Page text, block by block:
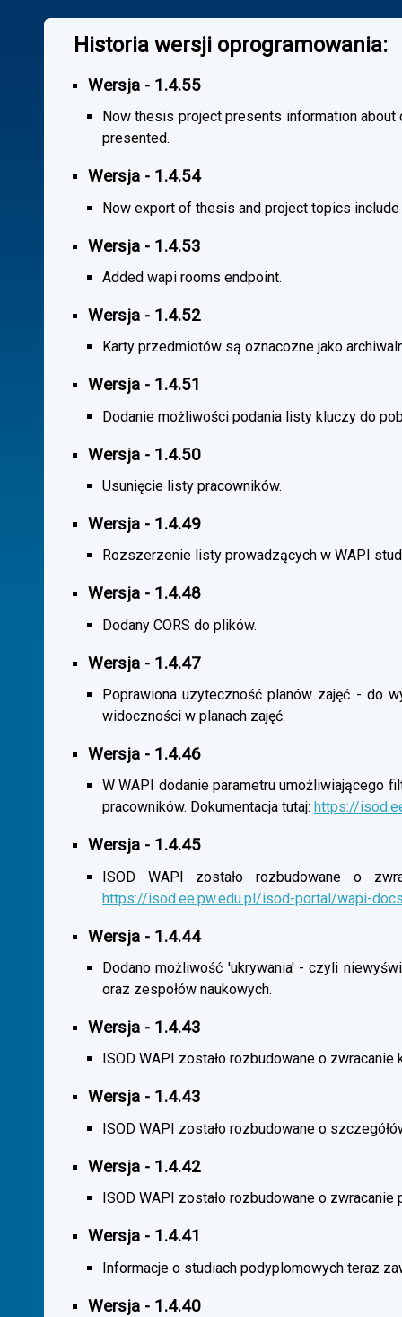
Historia wersji oprogramowania:
Wersja - 1.4.55
Now thesis project presents information
presented.
Wersja - 1.4.54
Now export of thesis and project topics
Wersja - 1.4.53
Added wapi rooms endpoint.
Wersja - 1.4.52
Karty przedmiotów są oznacozne jako
Wersja - 1.4.51
Dodanie możliwości podania listy kluczy do
Wersja - 1.4.50
Usunięcie listy pracowników.
Wersja - 1.4.49
Rozszerzenie listy prowadzących w WAPI
Wersja - 1.4.48
Dodany CORS do plików.
Wersja - 1.4.47
Poprawiona uzyteczność planów zajęć - do
widoczności w planach zajęć.
Wersja - 1.4.46
W WAPI dodanie parametru umożliwiającego
pracowników. Dokumentacja tutaj: https://
Wersja - 1.4.45
ISOD WAPI zostało rozbudowane o
https://isod.ee.pw.edu.pl/isod-portal/wapi-
Wersja - 1.4.44
Dodano możliwość 'ukrywania' - czyli
oraz zespołów naukowych.
Wersja - 1.4.43
ISOD WAPI zostało rozbudowane o
Wersja - 1.4.43
ISOD WAPI zostało rozbudowane o
Wersja - 1.4.42
ISOD WAPI zostało rozbudowane o zwracanie
Wersja - 1.4.41
Informacje o studiach podyplomowych teraz
Wersja - 1.4.40